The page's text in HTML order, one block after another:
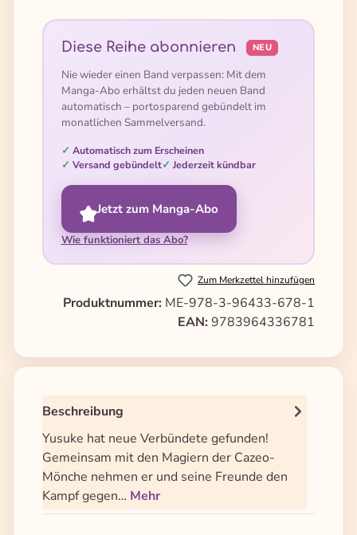
Diese Reihe abonnieren NEU
Nie wieder einen Band verpassen: Mit dem
Manga-Abo erhältst du jeden neuen Band
automatisch – portosparend gebündelt im
monatlichen Sammelversand.
Automatisch zum Erscheinen
Versand gebündelt
Jederzeit kündbar
Jetzt zum Manga-Abo
Wie funktioniert das Abo?
Zum Merkzettel hinzufügen
Produktnummer: ME-978-3-96433-678-1
EAN: 9783964336781
Beschreibung
Yusuke hat neue Verbündete gefunden!
Gemeinsam mit den Magiern der Cazeo-
Mönche nehmen er und seine Freunde den
Kampf gegen… Mehr